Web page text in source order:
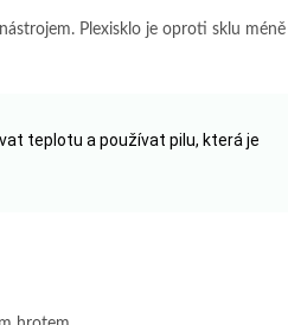
Plexisklo je oproti sklu
teplotu a používat pilu, která je